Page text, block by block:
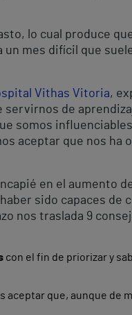
lo cual produce
un mes difícil que
Vithas Vitoria,
servirnos de
somos
aceptar que nos
en el aumento
sido capaces
nos traslada 9
con el fin de priorizar y
aceptar que, aunque de